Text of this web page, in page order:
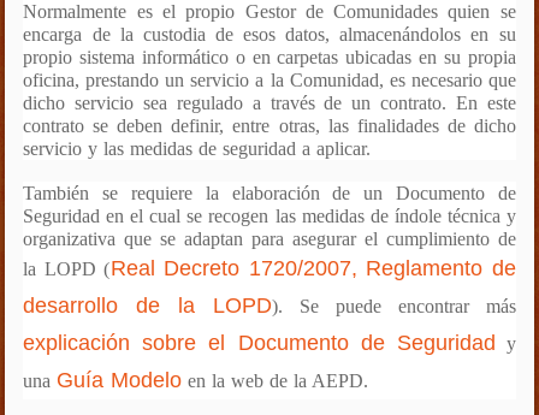
Normalmente es el propio Gestor de Comunidades quien se
encarga de la custodia de esos datos, almacenándolos en su
propio sistema informático o en carpetas ubicadas en su propia
oficina, prestando un servicio a la Comunidad, es necesario que
dicho servicio sea regulado a través de un contrato. En este
contrato se deben definir, entre otras, las finalidades de dicho
servicio y las medidas de seguridad a aplicar.
También se requiere la elaboración de un Documento de
Seguridad en el cual se recogen las medidas de índole técnica y
organizativa que se adaptan para asegurar el cumplimiento de
la LOPD (Real Decreto 1720/2007, Reglamento de
desarrollo de la LOPD). Se puede encontrar más
explicación sobre el Documento de Seguridad y
una Guía Modelo en la web de la AEPD.